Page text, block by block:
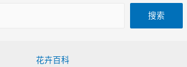
搜索
花卉百科